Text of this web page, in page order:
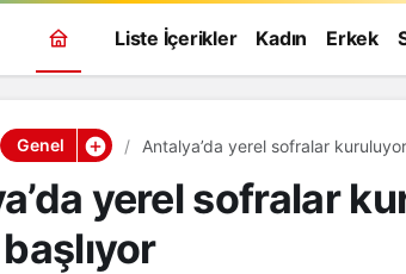
Liste İçerikler Kadın Erkek
Genel Antalya’da yerel sofralar
yerel sofralar